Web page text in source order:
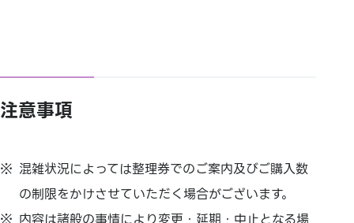
注意事項
混雑状況によっては整理券でのご案内及びご購入数
の制限をかけさせていただく場合がございます。